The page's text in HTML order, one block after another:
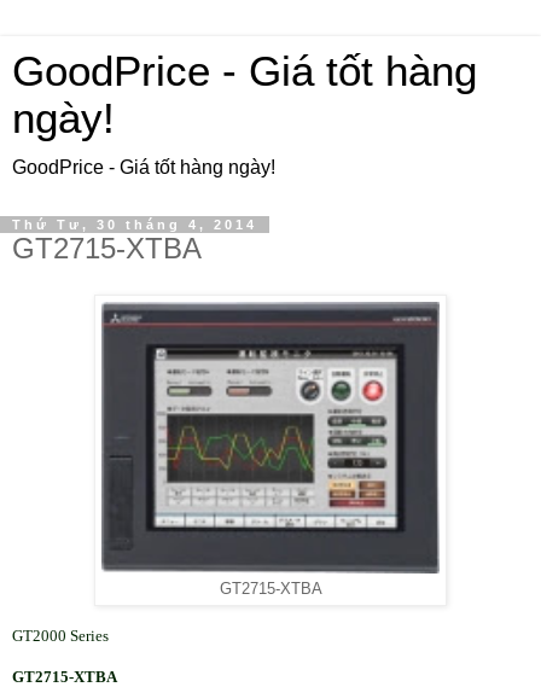
GoodPrice - Giá tốt hàng
ngày!
GoodPrice - Giá tốt hàng ngày!
Thứ Tư, 30 tháng 4, 2014
GT2715-XTBA
GT2715-XTBA
GT2000 Series
GT2715-XTBA